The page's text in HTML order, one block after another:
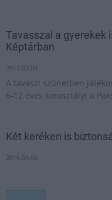
Tavasszal a gyerekek
Képtárban
2017.03.09
A tavaszi szünetben
6-12 éves korosztályt a
Két keréken is
2016.06.06